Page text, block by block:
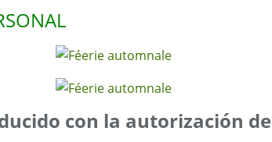
con la autorización de